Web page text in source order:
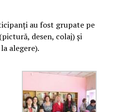
au fost grupate pe
desen, colaj) şi
alegere).